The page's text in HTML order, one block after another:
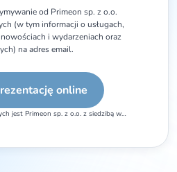
od Primeon sp. z o.o.
(w tym informacji o usługach,
i wydarzeniach oraz
na adres email.
jest Primeon sp. z o.o. z siedzibą w
Warszawa. Dane osobowe będą
sprostowania danych, usunięcia